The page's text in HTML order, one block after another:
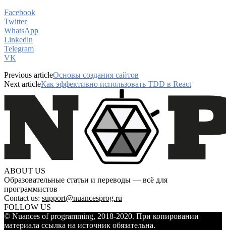
Facebook
Twitter
WhatsApp
Linkedin
Telegram
VK
Previous articleОсновы создания сайтов
Next articleКак эффективно использовать TDD в React
ABOUT US
Образовательные статьи и переводы — всё для
программистов
Contact us: support@nuancesprog.ru
FOLLOW US
© Nuances of programming, 2018-2020. При копировании
материала ссылка на источник обязательна.